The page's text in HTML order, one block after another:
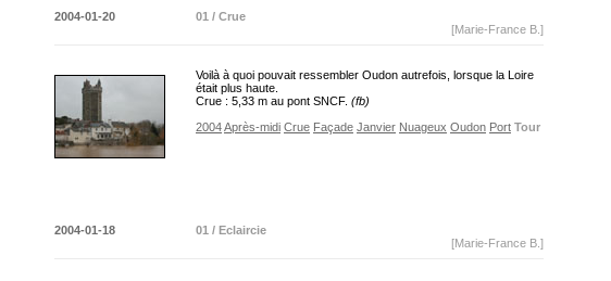
2004-01-20
01 / Crue
[Marie-France B.]
Voilà à quoi pouvait ressembler Oudon autrefois, lorsque la Loire
était plus haute.
Crue : 5,33 m au pont SNCF. (fb)
2004Après-midi Crue Façade Janvier Nuageux Oudon Port Tour
2004-01-18
01 / Eclaircie
[Marie-France B.]